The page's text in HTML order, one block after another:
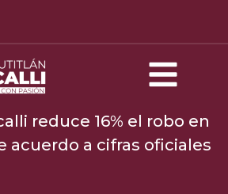
reduce 16% el robo en
acuerdo a cifras oficiales